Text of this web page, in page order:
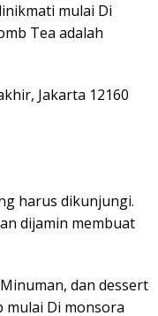
mulai Di
Tea adalah
Jakarta 12160
harus dikunjungi.
dijamin membuat
dan dessert
mulai Di monsora